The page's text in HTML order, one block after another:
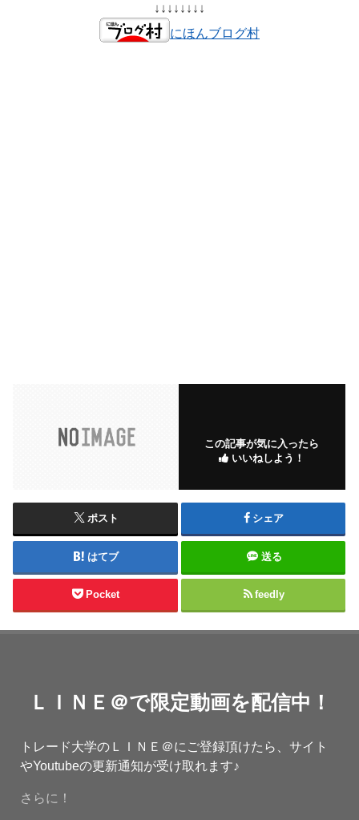
↓↓↓↓↓↓↓↓
にほんブログ村
この記事が気に入ったら
いいねしよう！
ポスト シェア
はてブ 送る
Pocket feedly
ＬＩＮＥ＠で限定動画を配信中！
トレード大学のＬＩＮＥ＠にご登録頂けたら、サイト
やYoutubeの更新通知が受け取れます♪
さらに！